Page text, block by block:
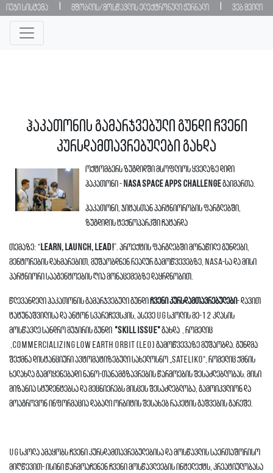
იუჯი სისტემა მშობლის/მოსწავლის ელექტრონული ჟურნალი ვებ მეილი
ჰაკათონის გამარჯვებული გუნდი ჩვენი
კურსდამთავრებულები გახდა
ოქტომბერს ზუგდიდში მსოფლიოს ყველაზე დიდი
ჰაკათონი - NASA Space Apps Challengeგაიმართა.
ჰაკათონი, ჯიტასთან პარტნიორობის ფარგლებში,
ზუგდიდის ტექნოპარკში ჩატარდა
თემაზე: “Learn, Launch, Lead!”. პროექტის ფარგლებში მონაწილე გუნდები,
მენტორების დახმარებით, მუშაობდნენ რეალურ გამოწვევებზე, NASA-სა და მისი
პარტნიორი სააგენტოების ღია მონაცემებზე დაყრდნობით.
წლევანდელი ჰაკათონის გამარჯვებული გუნდიჩვენი კურსდამთავრებულები- დავით
ტატუნაშვილისა და ანტონ სვარეჩევსკის, ასევე UG სკოლის მე-12 კლასის
მოსწავლე სანდრო მუჯირის გუნდი "Skill Issue"გახდა , რომელიც
,Commercializing Low Earth Orbit (LEO) გამოწვევაზე მუშაობდა. გუნდმა
შექმნა დისტანციური ავტომატიზებული სახელოსნო „Sateliko“, რომელიც ქმნის
ხელახლა გამოყენებადი ნანო-თანამგზავრების წარმოების შესაძლებლობას. მისი
მიზანია სტუდენტებსა და მეცნიერებს მისცეს შესაძლებლობა, გამოიკვლიონ და
მოაგროვონ ინფორმაცია დაბალი ორბიტის შესახებ რაკეტის გაშვების გარეშე.
UG სკოლა ამაყობს ჩვენი კურსდამთავრებულებისა და მოსწავლის საერთაშორისო
მიღწევით- ისინი წარმოაჩენენ ჩვენი მოსწავლეების ინტელექტს, კრეატიულობასა